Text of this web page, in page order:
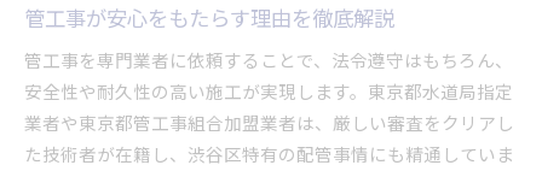
管工事が安心をもたらす理由を徹底解説
管工事を専門業者に依頼することで、法令遵守はもちろん、
安全性や耐久性の高い施工が実現します。東京都水道局指定
業者や東京都管工事組合加盟業者は、厳しい審査をクリアし
た技術者が在籍し、渋谷区特有の配管事情にも精通していま